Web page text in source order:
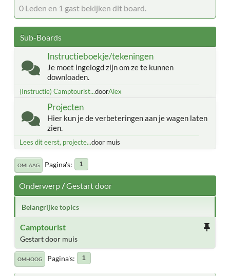
0 Leden en 1 gast bekijken dit board.
Sub-Boards
Instructieboekje/tekeningen
Je moet ingelogd zijn om ze te kunnen
downloaden.
(Instructie) Camptourist...doorAlex
Projecten
Hier kun je de verbeteringen aan je wagen laten
zien.
Lees dit eerst, projecte...door muis
OMLAAG Pagina's 1
Onderwerp/Gestart door
Belangrijke topics
Camptourist
Gestart door muis
OMHOOG Pagina's 1